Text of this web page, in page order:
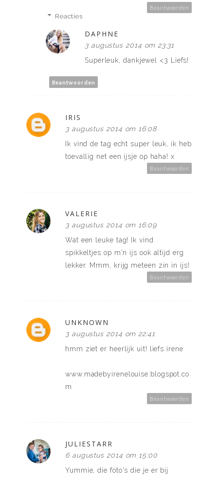
Beantwoorden
Reacties
DAPHNE
3 augustus 2014 om 23:31
Superleuk, dankjewel <3 Liefs!
Beantwoorden
IRIS
3 augustus 2014 om 16:08
Ik vind de tag echt super leuk, ik heb
toevallig net een ijsje op haha! x
Beantwoorden
VALERIE
3 augustus 2014 om 16:09
Wat een leuke tag! Ik vind
spikkeltjes op m'n ijs ook altijd erg
lekker. Mmm, krijg meteen zin in ijs!
Beantwoorden
UNKNOWN
3 augustus 2014 om 22:41
hmm ziet er heerlijk uit! liefs irene
www.madebyirenelouise.blogspot.co
m
Beantwoorden
JULIESTARR
6 augustus 2014 om 15:00
Yummie, die foto's die je er bij